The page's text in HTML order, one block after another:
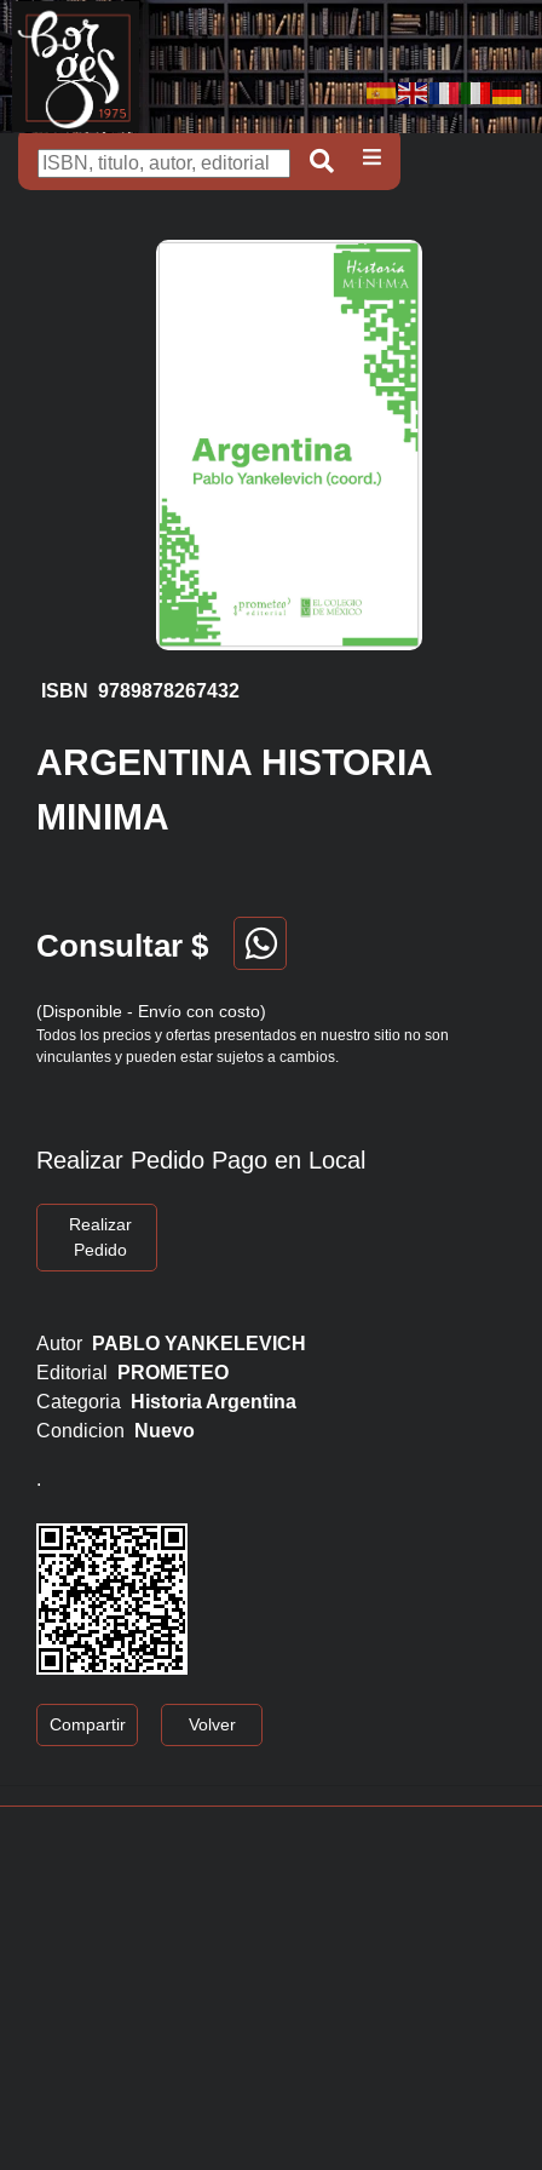
ISBN 9789878267432
ARGENTINA HISTORIA
MINIMA
Consultar $
(Disponible - Envío con costo)
Todos los precios y ofertas presentados en nuestro sitio no son
vinculantes y pueden estar sujetos a cambios.
Realizar Pedido Pago en Local
Realizar
Pedido
Autor
PABLO YANKELEVICH
Editorial
PROMETEO
Categoria
Historia Argentina
Condicion
Nuevo
.
Compartir Volver